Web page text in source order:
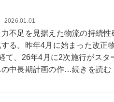
2026.01.01
不足を見据えた物流の持続
る。昨年4月に始まった改正
て、26年4月に2次施行がス
中長期計画の作…続きを読む